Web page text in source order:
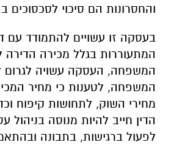
והחסרונות הם סיכוי
בעסקה זו עשויים להתמודד עם
המתעוררות בגלל מכירה הדירה
המשפחה, העסקה עשויה לגרום
המשפחה, לטענות כי מחיר
מחירי השוק, לתחושות קיפוח
הדין חייב להיות מנוסה בניהול
לפעול ברגישות, בתבונה